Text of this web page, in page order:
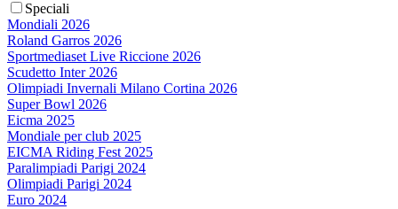
Speciali
Mondiali 2026
Roland Garros 2026
Sportmediaset Live Riccione 2026
Scudetto Inter 2026
Olimpiadi Invernali Milano Cortina 2026
Super Bowl 2026
Eicma 2025
Mondiale per club 2025
EICMA Riding Fest 2025
Paralimpiadi Parigi 2024
Olimpiadi Parigi 2024
Euro 2024